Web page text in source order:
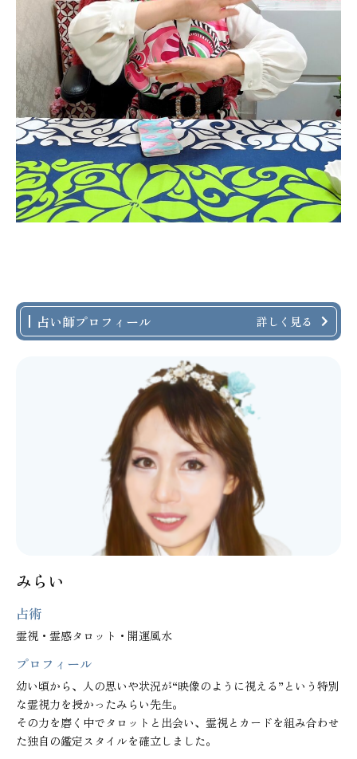
占い師プロフィール 詳しく見る
みらい
占術
霊視・霊感タロット・開運風水
プロフィール
幼い頃から、人の思いや状況が“映像のように視える”という特別
な霊視力を授かったみらい先生。
その力を磨く中でタロットと出会い、霊視とカードを組み合わせ
た独自の鑑定スタイルを確立しました。